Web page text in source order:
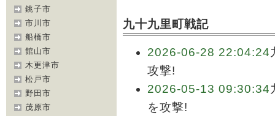
銚子市
市川市
船橋市
館山市
木更津市
松戸市
野田市
茂原市
九十九里町戦記
2026-06-28 22:04:24
攻撃!
2026-05-13 09:30:34
を攻撃!